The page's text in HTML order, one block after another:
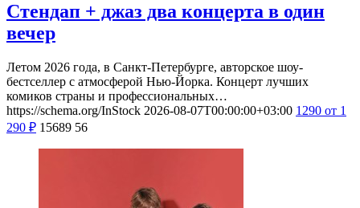
Стендап + джаз два концерта в один
вечер
Летом 2026 года, в Санкт-Петербурге, авторское шоу-
бестселлер с атмосферой Нью-Йорка. Концерт лучших
комиков страны и профессиональных…
https://schema.org/InStock 2026-08-07T00:00:00+03:00 1290 от 1
290 ₽ 15689 56